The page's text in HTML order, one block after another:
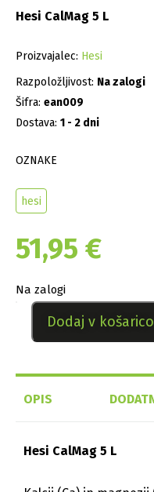
Hesi CalMag 5 L
Proizvajalec: Hesi
Razpoložljivost: Na zalogi
Šifra: ean009
Dostava: 1 - 2 dni
OZNAKE
hesi
51,95 €
Na zalogi
Dodaj v košarico
OPIS
Hesi CalMag 5 L